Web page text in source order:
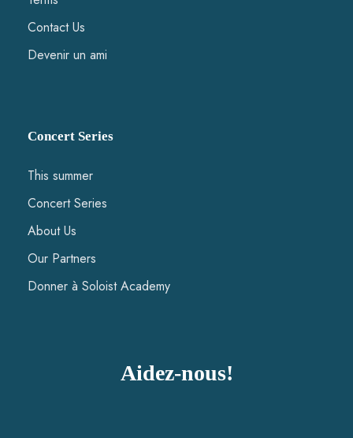
Contact Us
Devenir un ami
Concert Series
This summer
Concert Series
About Us
Our Partners
Donner à Soloist Academy
Aidez-nous!